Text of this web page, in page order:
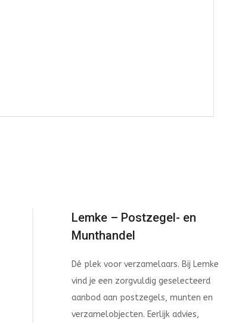
Lemke – Postzegel- en
Munthandel
Dé plek voor verzamelaars. Bij Lemke
vind je een zorgvuldig geselecteerd
aanbod aan postzegels, munten en
verzamelobjecten. Eerlijk advies,